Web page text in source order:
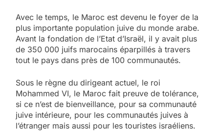
Avec le temps, le Maroc est devenu le foyer de la
plus importante population juive du monde arabe.
Avant la fondation de l’Etat d’Israël, il y avait plus
de 350 000 juifs marocains éparpillés à travers
tout le pays dans près de 100 communautés.
Sous le règne du dirigeant actuel, le roi
Mohammed VI, le Maroc fait preuve de tolérance,
si ce n’est de bienveillance, pour sa communauté
juive intérieure, pour les communautés juives à
l’étranger mais aussi pour les touristes israéliens.